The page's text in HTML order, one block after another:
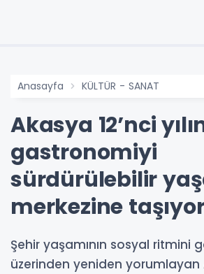
Anasayfa KÜLTÜR - SANAT
Akasya 12’nci
gastronomiyi
sürdürülebilir
merkezine
Şehir yaşamının sosyal ritmini
üzerinden yeniden yorumlayan